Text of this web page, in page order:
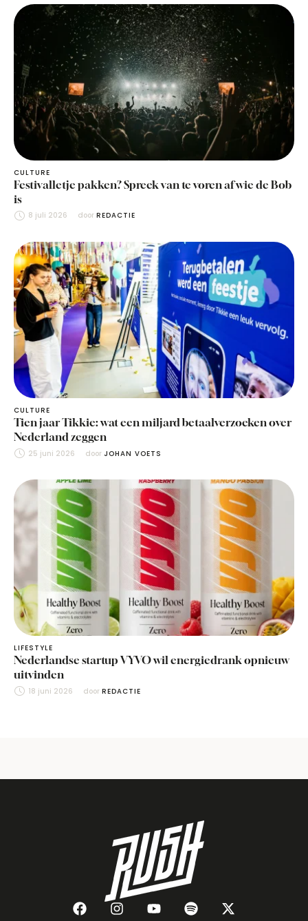
CULTURE
Festivalletje pakken? Spreek van te voren af wie de Bob
is
8 juli 2026 door REDACTIE
CULTURE
Tien jaar Tikkie: wat een miljard betaalverzoeken over
Nederland zeggen
25 juni 2026 door JOHAN VOETS
LIFESTYLE
Nederlandse startup VYVO wil energiedrank opnieuw
uitvinden
18 juni 2026 door REDACTIE